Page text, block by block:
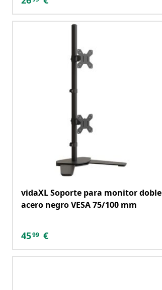
vidaXL Soporte para monitor doble
acero negro VESA 75/100 mm
4599 €